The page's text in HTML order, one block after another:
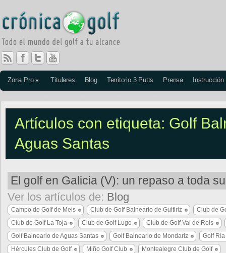
Zona Pro Titulares Blog Territorio 3 Putts Prensa Instrucción
Artículos con etiqueta: Golf
Aguas Santas
El golf en Galicia (V): un repaso a toda
Ver los artículos de: Blog
Campo de Golf de Meis Club de Golf Balneario de Guitiriz
Club de
Club de Golf La Toja
Club de Golf Lugo
Club de Golf Val de Rois
Golf Balneario de Aguas Santas
Golf Balneario de Mondariz
Golf
Hércules Club de Golf
Miño Golf Club
Montealegre Club de Golf